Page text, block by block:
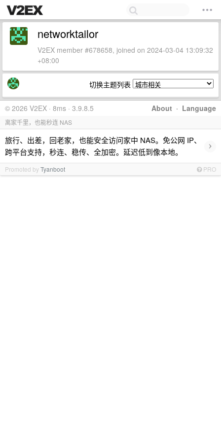
networktailor
V2EX member #678658, joined on 2024-03-04 13:09:32
+08:00
切换主题列表
About · Language
© 2026 V2EX · 8ms · 3.9.8.5
离家千里，也能秒连 NAS
旅行、出差，回老家，也能安全访问家中 NAS。免公网 IP、
跨平台支持，秒连、稳传、全加密。延迟低到像本地。
›
Promoted byTyanboot PRO